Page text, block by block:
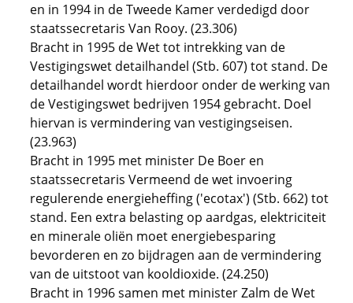
en in 1994 in de Tweede Kamer verdedigd door
staatssecretaris Van Rooy. (23.306)
Bracht in 1995 de Wet tot intrekking van de
Vestigingswet detailhandel (Stb. 607) tot stand. De
detailhandel wordt hierdoor onder de werking van
de Vestigingswet bedrijven 1954 gebracht. Doel
hiervan is vermindering van vestigingseisen.
(23.963)
Bracht in 1995 met minister De Boer en
staatssecretaris Vermeend de wet invoering
regulerende energieheffing ('ecotax') (Stb. 662) tot
stand. Een extra belasting op aardgas, elektriciteit
en minerale oliën moet energiebesparing
bevorderen en zo bijdragen aan de vermindering
van de uitstoot van kooldioxide. (24.250)
Bracht in 1996 samen met minister Zalm de Wet